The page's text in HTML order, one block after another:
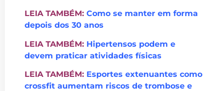
LEIA TAMBÉM: Como se manter em forma
depois dos 30 anos
LEIA TAMBÉM: Hipertensos podem e
devem praticar atividades físicas
LEIA TAMBÉM: Esportes extenuantes como
crossfit aumentam riscos de trombose e